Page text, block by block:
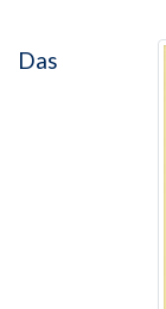
Das